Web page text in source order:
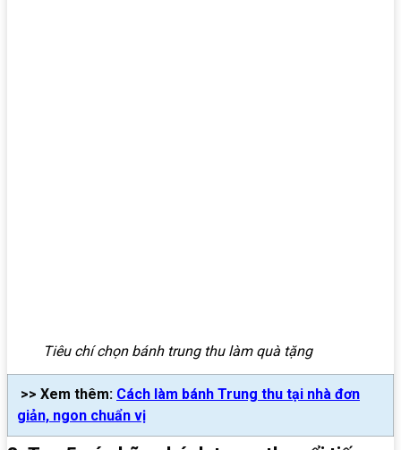
Tiêu chí chọn bánh trung thu làm quà tặng
>> Xem thêm: Cách làm bánh Trung thu tại nhà đơn
giản, ngon chuẩn vị